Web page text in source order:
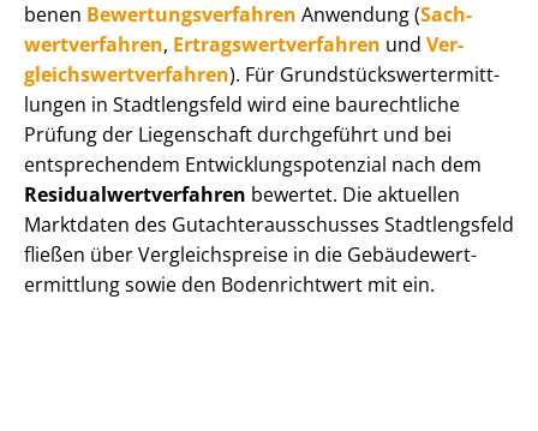
be­nen Be­wer­tungs­ver­fah­ren Anwendung (Sach­
wert­ver­fah­ren, Er­trags­wert­ver­fah­ren und Ver­
gleichs­wert­ver­fah­ren). Für Grund­stücks­wert­ermitt­
lun­gen in Stadtlengsfeld wird eine baurechtliche
Prüfung der Liegenschaft durchgeführt und bei
entsprechendem Ent­wick­lungs­po­ten­zi­al nach dem
Re­si­du­al­wert­ver­fah­ren bewertet. Die aktuellen
Marktdaten des Gut­ach­ter­aus­schus­ses Stadtlengsfeld
fließen über Ver­gleichs­prei­se in die Ge­bäu­de­wert­
ermitt­lung sowie den Bodenrichtwert mit ein.